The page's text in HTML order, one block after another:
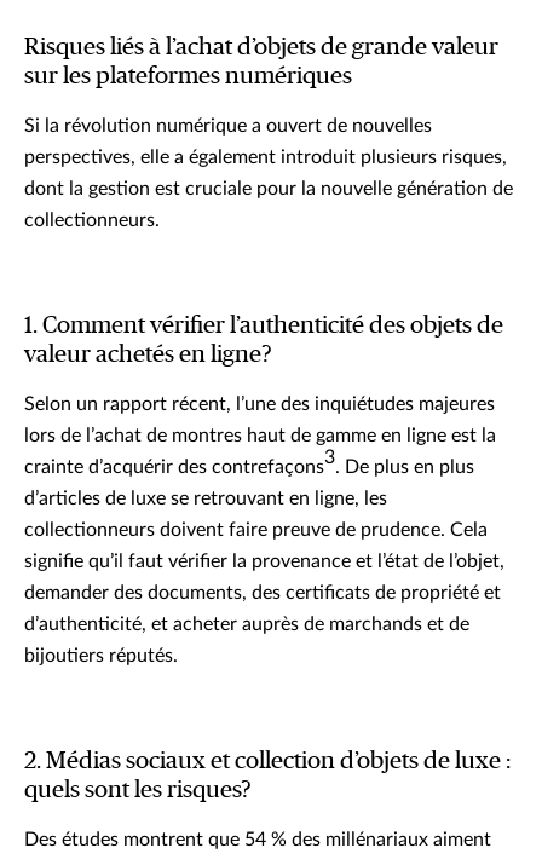
Risques liés à l’achat d’objets de grande valeur
sur les plateformes numériques
Si la révolution numérique a ouvert de nouvelles
perspectives, elle a également introduit plusieurs risques,
dont la gestion est cruciale pour la nouvelle génération de
collectionneurs.
1. Comment vérifier l’authenticité des objets de
valeur achetés en ligne?
Selon un rapport récent, l’une des inquiétudes majeures
lors de l’achat de montres haut de gamme en ligne est la
crainte d’acquérir des contrefaçons3. De plus en plus
d’articles de luxe se retrouvant en ligne, les
collectionneurs doivent faire preuve de prudence. Cela
signifie qu’il faut vérifier la provenance et l’état de l’objet,
demander des documents, des certificats de propriété et
d’authenticité, et acheter auprès de marchands et de
bijoutiers réputés.
2. Médias sociaux et collection d’objets de luxe :
quels sont les risques?
Des études montrent que 54 % des millénariaux aiment